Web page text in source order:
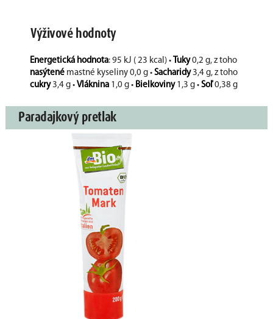
Výživové hodnoty
Energetická hodnota: 95 kJ ( 23 kcal) • Tuky0,2 g, z toho
nasýtené mastné kyseliny 0,0 g • Sacharidy3,4 g, z toho
cukry3,4 g • Vláknina 1,0 g • Bielkoviny1,3 g • Soľ0,38 g
Paradajkový pretlak